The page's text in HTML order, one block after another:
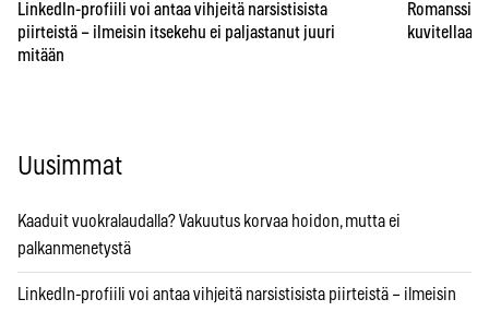
LinkedIn-profiili voi antaa vihjeitä narsistisista
piirteistä – ilmeisin itsekehu ei paljastanut juuri
mitään
kuvitellaan
Uusimmat
Kaaduit vuokralaudalla? Vakuutus korvaa hoidon, mutta ei
palkanmenetystä
LinkedIn-profiili voi antaa vihjeitä narsistisista piirteistä – ilmeisin